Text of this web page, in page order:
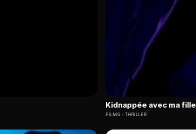
Kidnappée avec ma fille
FILMS THRILLER